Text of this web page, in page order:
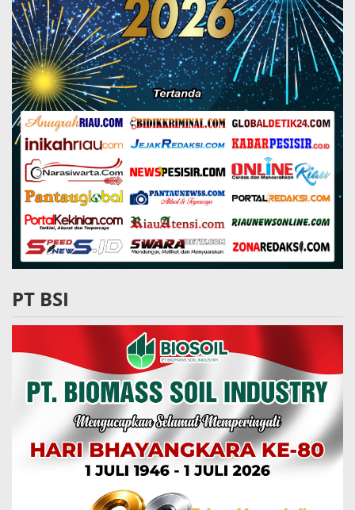
PT BSI